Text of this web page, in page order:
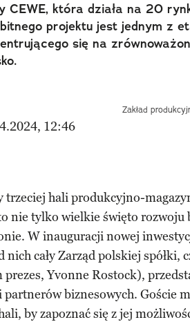
CEWE, która działa na 20
projektu jest jednym z
się na
Zakład
12:46
trzeciej hali produkcyjno-
nie tylko wielkie święto rozwoju
W inauguracji nowej
nich cały Zarząd polskiej spółki,
Yvonne Rostock),
partnerów biznesowych. Goście
by zapoznać się z jej